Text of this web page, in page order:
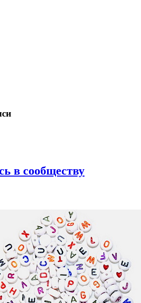
в сообществу